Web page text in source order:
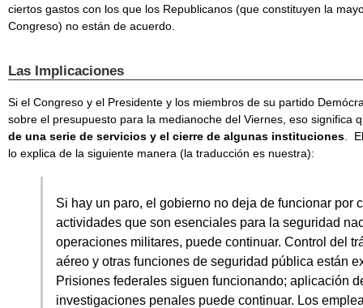
ciertos gastos con los que los Republicanos (que constituyen la
Congreso) no están de acuerdo.
Las Implicaciones
Si el Congreso y el Presidente y los miembros de su partido
sobre el presupuesto para la medianoche del Viernes, eso significa
de una serie de servicios y el cierre de algunas instituciones.
lo explica de la siguiente manera (la traducción es nuestra):
Si hay un paro, el gobierno no deja de funcionar por
actividades que son esenciales para la seguridad
operaciones militares, puede continuar. Control del
aéreo y otras funciones de seguridad pública están
Prisiones federales siguen funcionando; aplicación
investigaciones penales puede continuar. Los